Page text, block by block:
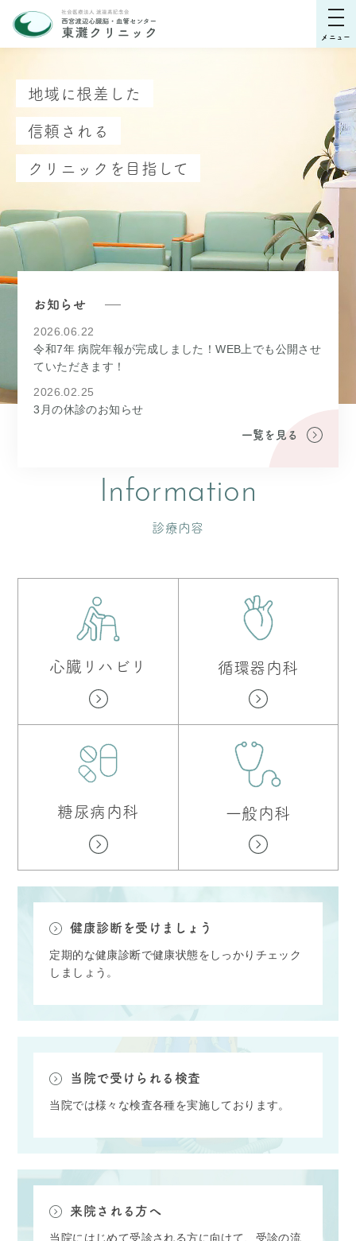
地域に根差した
信頼される
クリニックを目指して
お知らせ
2026.06.22
令和7年 病院年報が完成しました！WEB上でも公開させ
ていただきます！
2026.02.25
3月の休診のお知らせ
一覧を見る
Information
診療内容
心臓リハビリ 循環器内科
糖尿病内科 一般内科
健康診断を受けましょう
定期的な健康診断で健康状態をしっかりチェック
しましょう。
当院で受けられる検査
当院では様々な検査各種を実施しております。
来院される方へ
当院にはじめて受診される方に向けて、受診の流